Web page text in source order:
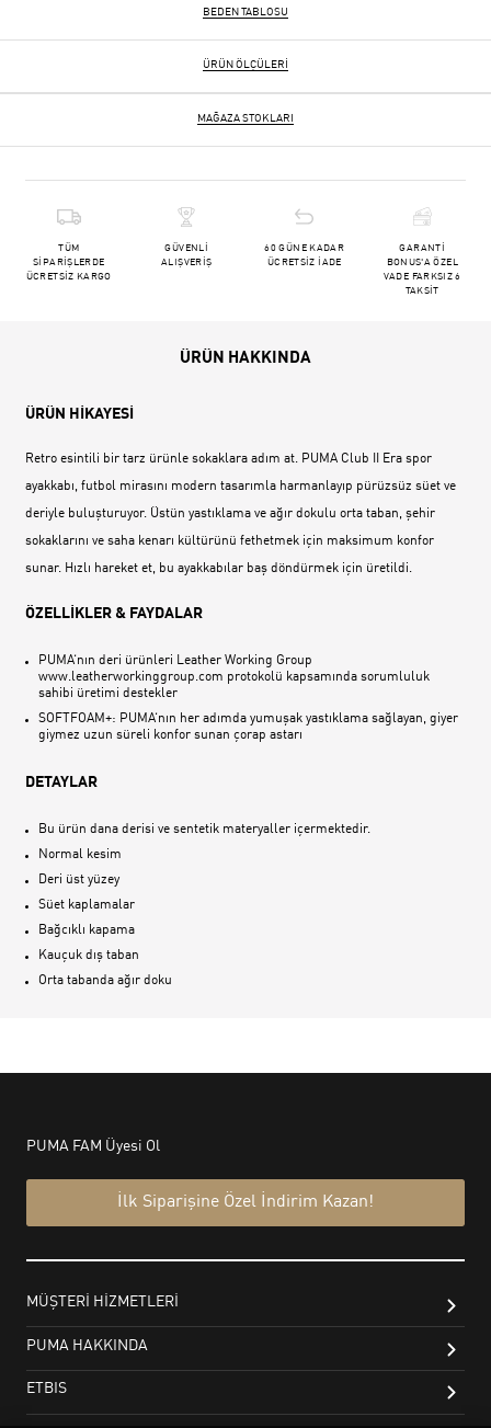
BEDEN TABLOSU
ÜRÜN ÖLÇÜLERI
MAĞAZA STOKLARI
TÜM
SİPARİŞLERDE
ÜCRETSİZ KARGO
GÜVENLİ
ALIŞVERİŞ
60 GÜNE KADAR
ÜCRETSİZ İADE
GARANTİ
BONUS'A ÖZEL
VADE FARKSIZ 6
TAKSİT
ÜRÜN HAKKINDA
ÜRÜN HİKAYESİ
Retro esintili bir tarz ürünle sokaklara adım at. PUMA Club II Era spor
ayakkabı, futbol mirasını modern tasarımla harmanlayıp pürüzsüz süet ve
deriyle buluşturuyor. Üstün yastıklama ve ağır dokulu orta taban, şehir
sokaklarını ve saha kenarı kültürünü fethetmek için maksimum konfor
sunar. Hızlı hareket et, bu ayakkabılar baş döndürmek için üretildi.
ÖZELLİKLER & FAYDALAR
PUMA‘nın deri ürünleri Leather Working Group
www.leatherworkinggroup.com protokolü kapsamında sorumluluk
sahibi üretimi destekler
SOFTFOAM+: PUMA‘nın her adımda yumuşak yastıklama sağlayan, giyer
giymez uzun süreli konfor sunan çorap astarı
DETAYLAR
Bu ürün dana derisi ve sentetik materyaller içermektedir.
Normal kesim
Deri üst yüzey
Süet kaplamalar
Bağcıklı kapama
Kauçuk dış taban
Orta tabanda ağır doku